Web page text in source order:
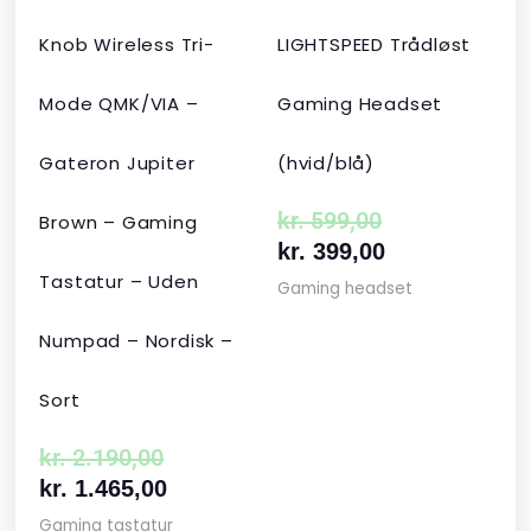
Knob Wireless Tri-
Mode QMK/VIA –
Gateron Jupiter
Brown – Gaming
Tastatur – Uden
Numpad – Nordisk –
Sort
kr.2.190,00
kr. 1.465,00
Gaming tastatur
LIGHTSPEED Trådløst
Gaming Headset
(hvid/blå)
kr.599,00
kr. 399,00
Gaming headset